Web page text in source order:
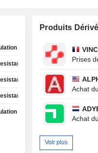
Phase
Test
Test
Test
Phase
Produits
Prises
Achat
Achat
Voir plus